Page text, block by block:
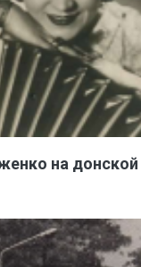
на